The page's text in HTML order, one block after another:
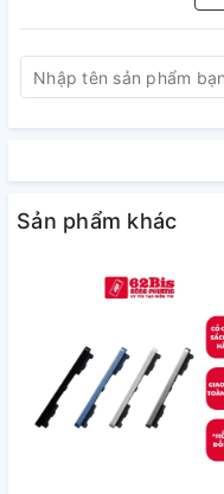
Sản phẩm khác